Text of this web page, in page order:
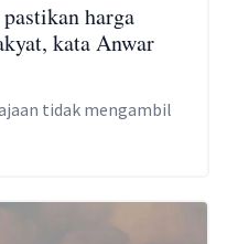
harga
kata Anwar
tidak mengambil